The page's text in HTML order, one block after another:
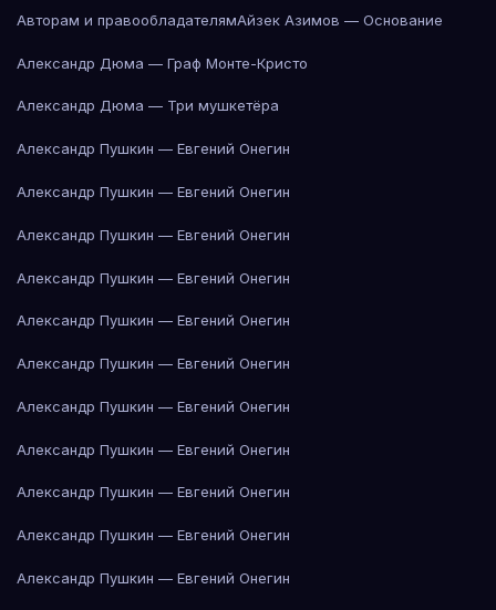
Авторам и правообладателямАйзек Азимов — Основание
Александр Дюма — Граф Монте-Кристо
Александр Дюма — Три мушкетёра
Александр Пушкин — Евгений Онегин
Александр Пушкин — Евгений Онегин
Александр Пушкин — Евгений Онегин
Александр Пушкин — Евгений Онегин
Александр Пушкин — Евгений Онегин
Александр Пушкин — Евгений Онегин
Александр Пушкин — Евгений Онегин
Александр Пушкин — Евгений Онегин
Александр Пушкин — Евгений Онегин
Александр Пушкин — Евгений Онегин
Александр Пушкин — Евгений Онегин